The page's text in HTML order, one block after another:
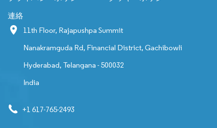
連絡
11th Floor, Rajapushpa Summit
Nanakramguda Rd, Financial District, Gachibowli
Hyderabad, Telangana - 500032
India
+1 617-765-2493